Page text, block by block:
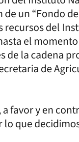
un “Fondo
del
el
la cadena
de
favor y en
lo que